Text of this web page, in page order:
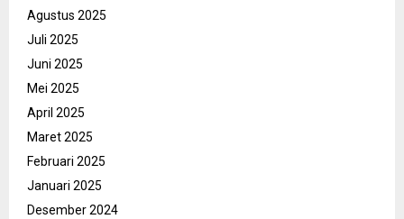
Agustus 2025
Juli 2025
Juni 2025
Mei 2025
April 2025
Maret 2025
Februari 2025
Januari 2025
Desember 2024